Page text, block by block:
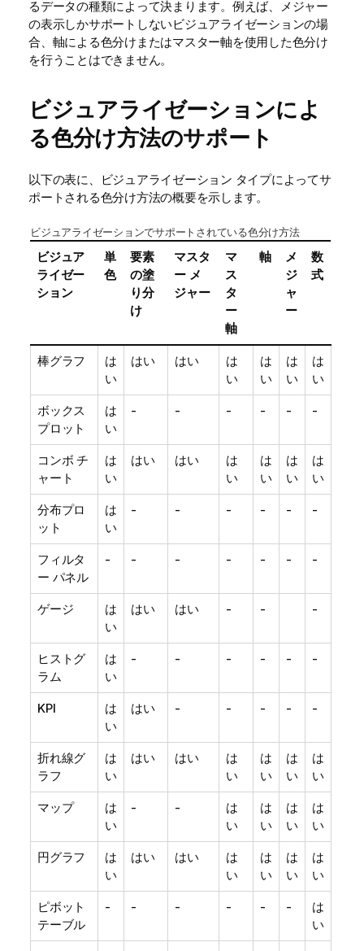
るデータの種類によって決まります。例えば、メジャー
の表示しかサポートしないビジュアライゼーションの場
合、軸による色分けまたはマスター軸を使用した色分け
を行うことはできません。
ビジュアライゼーションによ
る色分け方法のサポート
以下の表に、ビジュアライゼーション タイプによってサ
ポートされる色分け方法の概要を示します。
ビジュアライゼーションでサポートされている色分け方法
ビジュア
ライゼー
ション
単
色
要素
の塗
り分
け
マスタ
ー メ
ジャー
マ
ス
タ
ー
軸
軸
メ
ジ
ャ
ー
数
式
棒グラフ
は
い
はい はい
は
い
は
い
は
い
は
い
ボックス
プロット
は
い
- - - - - -
コンボ チ
ャート
は
い
はい はい
は
い
は
い
は
い
は
い
分布プロ
ット
は
い
- - - - - -
フィルタ
ー パネル
- - - - - - -
ゲージ
は
い
はい はい - - -
ヒストグ
ラム
は
い
- - - - - -
KPI
は
い
はい - - - - -
折れ線グ
ラフ
は
い
はい はい
は
い
は
い
は
い
は
い
マップ
は
い
- -
は
い
は
い
は
い
は
い
円グラフ
は
い
はい はい
は
い
は
い
は
い
は
い
ピボット
テーブル
- - - - - -
は
い